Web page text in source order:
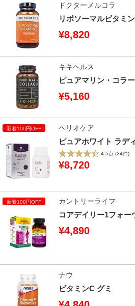
ドクターメルコラ
リポソーマルビタミ
¥8,820
キキヘルス
ピュアマリン・コラ
¥5,160
ヘリオケア
ピュアホワイト ラデ
4.5点 (24件)
¥8,720
カントリーライフ
コアデイリー1フォー
¥4,890
ナウ
ビタミンC グミ